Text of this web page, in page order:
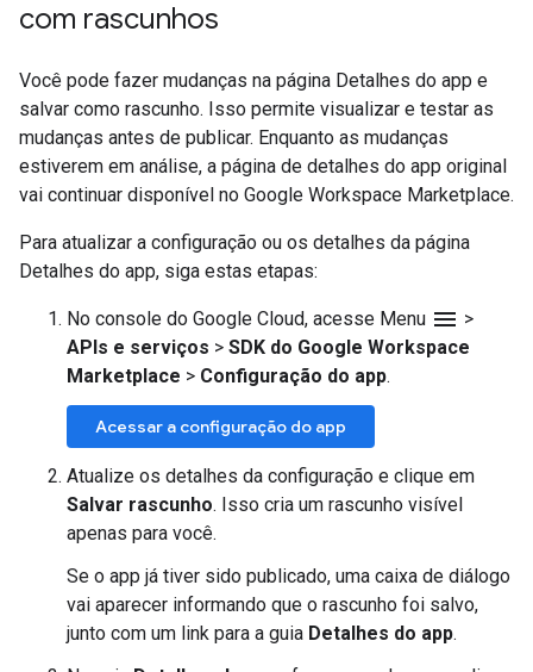
com rascunhos
Você pode fazer mudanças na página Detalhes do app e
salvar como rascunho. Isso permite visualizar e testar as
mudanças antes de publicar. Enquanto as mudanças
estiverem em análise, a página de detalhes do app original
vai continuar disponível no Google Workspace Marketplace.
Para atualizar a configuração ou os detalhes da página
Detalhes do app, siga estas etapas:
No console do Google Cloud, acesse Menu menu >
APIs e serviços > SDK do Google Workspace
Marketplace > Configuração do app.
Acessar a configuração do app
Atualize os detalhes da configuração e clique em
Salvar rascunho. Isso cria um rascunho visível
apenas para você.
Se o app já tiver sido publicado, uma caixa de diálogo
vai aparecer informando que o rascunho foi salvo,
junto com um link para a guia Detalhes do app.